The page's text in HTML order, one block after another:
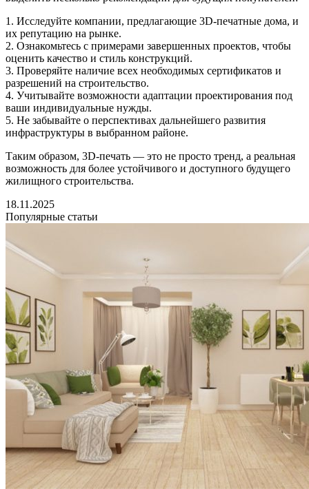
1. Исследуйте компании, предлагающие 3D-печатные дома, и
их репутацию на рынке.
2. Ознакомьтесь с примерами завершенных проектов, чтобы
оценить качество и стиль конструкций.
3. Проверяйте наличие всех необходимых сертификатов и
разрешений на строительство.
4. Учитывайте возможности адаптации проектирования под
ваши индивидуальные нужды.
5. Не забывайте о перспективах дальнейшего развития
инфраструктуры в выбранном районе.
Таким образом, 3D-печать — это не просто тренд, а реальная
возможность для более устойчивого и доступного будущего
жилищного строительства.
18.11.2025
Популярные статьи